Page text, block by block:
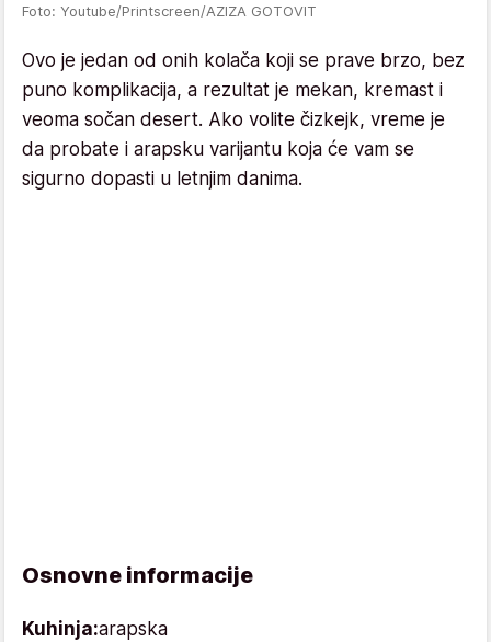
Foto: Youtube/Printscreen/AZIZA GOTOVIT
Ovo je jedan od onih kolača koji se prave brzo, bez
puno komplikacija, a rezultat je mekan, kremast i
veoma sočan desert. Ako volite čizkejk, vreme je
da probate i arapsku varijantu koja će vam se
sigurno dopasti u letnjim danima.
Osnovne informacije
Kuhinja:arapska